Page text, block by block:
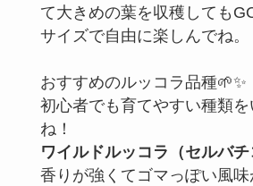
て大きめの葉を収穫しても
サイズで自由に楽しんでね。
おすすめのルッコラ品種🌱✨
初心者でも育てやすい種類
ね！
ワイルドルッコラ（セルバチ
香りが強くてゴマっぽい風